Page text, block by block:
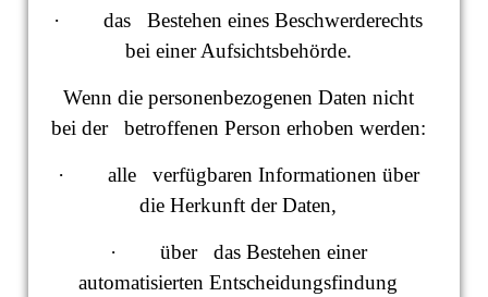
· das Bestehen eines Beschwerderechts
bei einer Aufsichtsbehörde.
Wenn die personenbezogenen Daten nicht
bei der betroffenen Person erhoben werden:
· alle verfügbaren Informationen über
die Herkunft der Daten,
· über das Bestehen einer
automatisierten Entscheidungsfindung